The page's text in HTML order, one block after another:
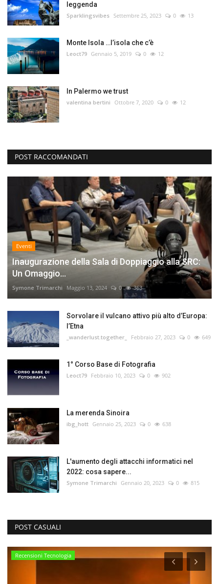
leggenda
Sparklingsvibes Settembre 25, 2023 0 13
Monte Isola …l’isola che c’è
Leoct79 Gennaio 5, 2019 0 12
In Palermo we trust
valentina bertini Ottobre 7, 2020 0 12
POST RACCOMANDATI
Eventi
Inaugurazione della Sala di Doppiaggio alla SRC:
Un Omaggio...
Symone Trimarchi Maggio 13, 2024 0 363
Sorvolare il vulcano attivo più alto d’Europa:
l’Etna
_wanderlust.together_ Febbraio 27, 2023 0 649
1° Corso Base di Fotografia
Leoct79 Febbraio 10, 2023 0 902
La merenda Sinoira
ibg_hott Gennaio 25, 2023 0 638
L'aumento degli attacchi informatici nel
2022: cosa sapere...
Symone Trimarchi Gennaio 20, 2023 0 815
POST CASUALI
Recensioni Tecnologia